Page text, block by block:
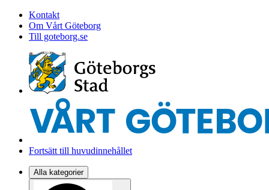
Kontakt
Om Vårt Göteborg
Till goteborg.se
Fortsätt till huvudinnehållet
Alla kategorier